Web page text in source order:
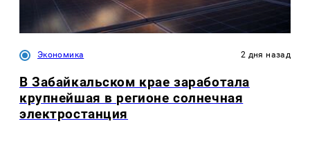
Экономика 2 дня назад
В Забайкальском крае заработала
крупнейшая в регионе солнечная
электростанция